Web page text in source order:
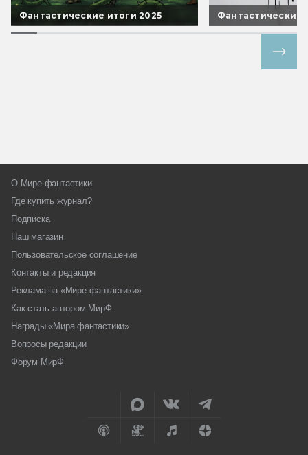
Фантастические итоги 2025 Фантастические
О Мире фантастики
Где купить журнал?
Подписка
Наш магазин
Пользовательское соглашение
Контакты и редакция
Реклама на «Мире фантастики»
Как стать автором МирФ
Награды «Мира фантастики»
Вопросы редакции
Форум МирФ